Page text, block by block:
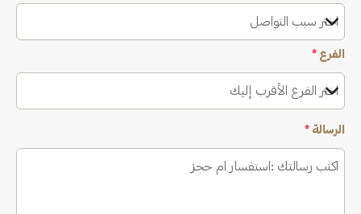
اختر سبب التواصل
الفرع *
اختر الفرع الأقرب إليك
الرسالة *